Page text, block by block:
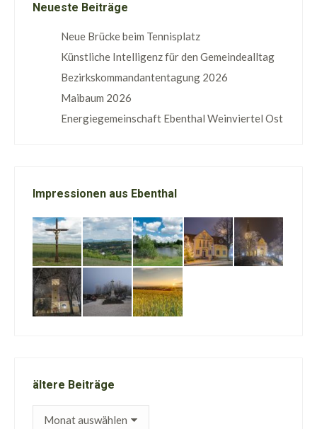
Neueste Beiträge
Neue Brücke beim Tennisplatz
Künstliche Intelligenz für den Gemeindealltag
Bezirkskommandantentagung 2026
Maibaum 2026
Energiegemeinschaft Ebenthal Weinviertel Ost
Impressionen aus Ebenthal
ältere Beiträge
ältere